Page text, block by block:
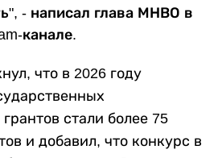
- написал глава МНВО в
канале.
что в 2026 году
стали более 75
и добавил, что конкурс в